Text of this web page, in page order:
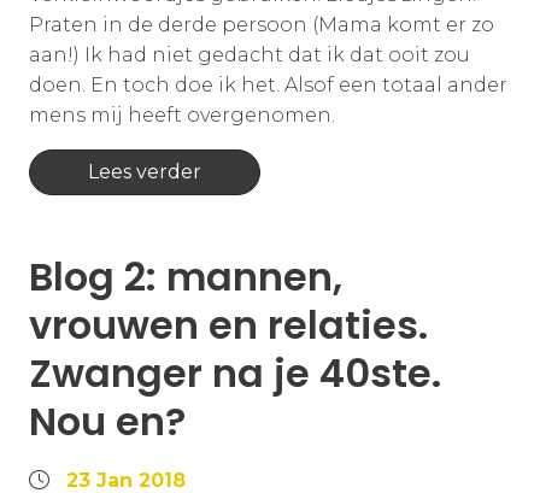
Praten in de derde persoon (Mama komt er zo
aan!) Ik had niet gedacht dat ik dat ooit zou
doen. En toch doe ik het. Alsof een totaal ander
mens mij heeft overgenomen.
Lees verder
Blog 2: mannen,
vrouwen en relaties.
Zwanger na je 40ste.
Nou en?
23 Jan 2018